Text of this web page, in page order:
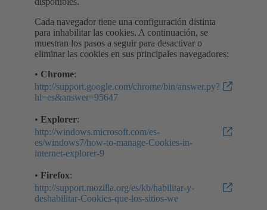
Cada navegador tiene una configuración distinta
para inhabilitar las cookies. A continuación, se
muestran los pasos a seguir para desactivar o
eliminar las cookies en sus principales navegadores:
• Chrome:
http://support.google.com/chrome/bin/answer.py?
hl=es&answer=95647
• Explorer:
http://windows.microsoft.com/es-
es/windows7/how-to-manage-Cookies-in-
internet-explorer-9
• Firefox:
http://support.mozilla.org/es/kb/habilitar-y-
deshabilitar-Cookies-que-los-sitios-we